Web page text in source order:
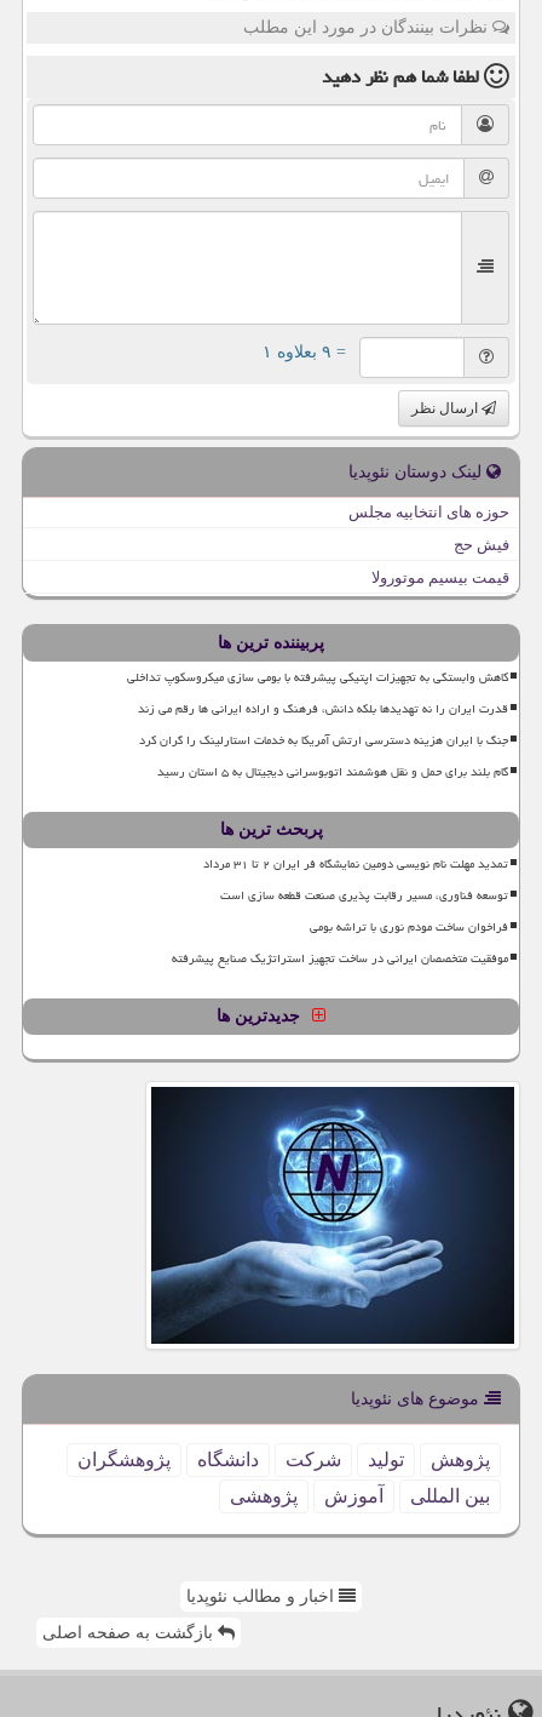
نظرات بینندگان در مورد این مطلب
لطفا شما همنظر دهید
= ۹ بعلاوه ۱
ارسال نظر
لینک دوستان نئوپدیا
حوزه های انتخابیه مجلس
فیش حج
قیمت بیسیم موتورولا
پربیننده ترین ها
کاهش وابستگی به تجهیزات اپتیکی پیشرفته با بومی سازی میکروسکوپ تداخلی
قدرت ایران را نه تهدیدها بلکه دانش، فرهنگ و اراده ایرانی ها رقم می زند
جنگ با ایران هزینه دسترسی ارتش آمریکا به خدمات استارلینک را گران کرد
گام بلند برای حمل و نقل هوشمند اتوبوسرانی دیجیتال به ۵ استان رسید
پربحث ترین ها
تمدید مهلت نام نویسی دومین نمایشگاه فر ایران ۲ تا ۳۱ مرداد
توسعه فناوری، مسیر رقابت پذیری صنعت قطعه سازی است
فراخوان ساخت مودم نوری با تراشه بومی
موفقیت متخصصان ایرانی در ساخت تجهیز استراتژیک صنایع پیشرفته
جدیدترین ها
موضوع های نئوپدیا
پژوهش تولید شركت دانشگاه
پژوهشگران
بین المللی
آموزش پژوهشی
اخبار و مطالب نئوپدیا
بازگشت به صفحه اصلی